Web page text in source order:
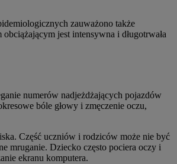
zauważono także
jest intensywna i długotrwała
numerów nadjeżdżających pojazdów
bóle głowy i zmęczenie oczu,
Część uczniów i rodziców może nie być
mruganie. Dziecko często pociera oczy i
ekranu komputera.